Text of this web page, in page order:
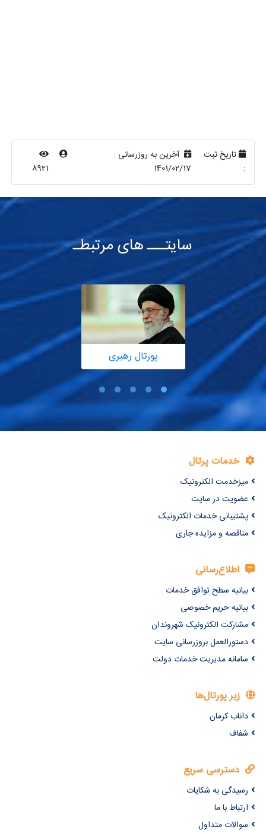
تاریخ ثبت
:
آخرین به روزرسانی :
1401/02/17
8921
سایتـــ های مرتبطـ
پورتال رهبری
خدمات پرتال
میزخدمت الکترونیک
عضویت در سایت
پشتیبانی خدمات الکترونیک
مناقصه و مزایده جاری
اطلاع‌رسانی
بیانیه سطح توافق خدمات
بیانیه حریم خصوصی
مشارکت الکترونیک شهروندان
دستورالعمل بروزرسانی سایت
سامانه مدیریت خدمات دولت
زیر پورتال‌ها
داناب کرمان
شفاف
دسترسی سریع
رسیدگی به شکایات
ارتباط با ما
سوالات متداول